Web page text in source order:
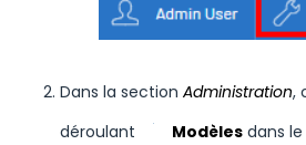
Dans la section Administration,
déroulant
Modèles dans